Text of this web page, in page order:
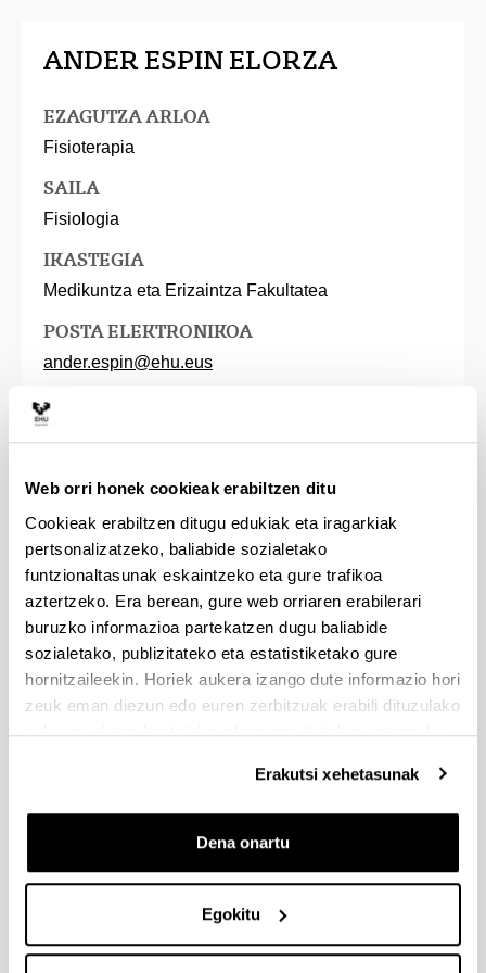
Web orri honek cookieak erabiltzen ditu
Cookieak erabiltzen ditugu edukiak eta iragarkiak
pertsonalizatzeko, baliabide sozialetako
funtzionaltasunak eskaintzeko eta gure trafikoa
aztertzeko. Era berean, gure web orriaren erabilerari
buruzko informazioa partekatzen dugu baliabide
sozialetako, publizitateko eta estatistiketako gure
hornitzaileekin. Horiek aukera izango dute informazio hori
zeuk eman diezun edo euren zerbitzuak erabili dituzulako
eskuratu duten bestelako informazio batekin uztartzeko.
Erakutsi xehetasunak
Dena onartu
Egokitu
ANDER ESPIN ELORZA
EZAGUTZA ARLOA
Fisioterapia
SAILA
Fisiologia
IKASTEGIA
Medikuntza eta Erizaintza Fakultatea
POSTA ELEKTRONIKOA
ander.espin@ehu.eus
Fisioterapian graduatua (2018) eta Zahartze
Osasuntsu eta Bizi Kalitatean Masterra (2019)
UPV/EHUn. 2022. urtetik LIU irakaslea da
tesia defendatzen du: "Min lunbarra pertsona
bidezko ariketa fisikoko esku-hartze baten eragina".
Erakunde publikoetako deialdi leihakorretan
finantzatutako 4 proiektutan, 3 OTRI kontratuetan,
eta Bizkaiko Foru Aldundiarekin lankidetza
hitzarmen batean hartu du parte. 9 JCR artikulu eta